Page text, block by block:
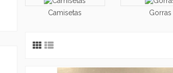
Camisetas Gorras